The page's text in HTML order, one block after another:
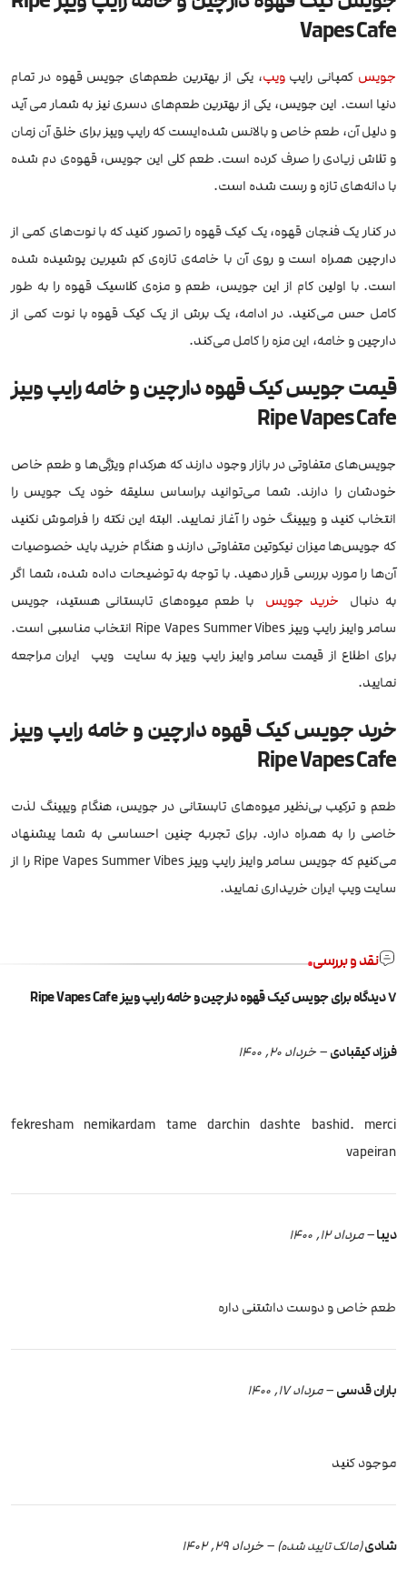
Vapes Cafe
جویس کمپانی رایپویپ، یکی از بهترین طعم‌های جویس قهوه در تمام
دنیا است. این جویس، یکی از بهترین طعم‌های دسری نیز به شمار می آید
و دلیل آن، طعم خاص و بالانس شده‌ایست که رایپ ویپز برای خلق آن زمان
و تلاش زیادی را صرف کرده است. طعم کلی این جویس، قهوه‌ی دم شده
با دانه‌های تازه و رست شده است.
در کنار یک فنجان قهوه، یک کیک قهوه را تصور کنید که با نوت‌های کمی از
دارچین همراه است و روی آن با خامه‌ی تازه‌ی کم شیرین پوشیده شده
است. با اولین کام از این جویس‌، طعم و مزه‌ی کلاسیک قهوه را به طور
کامل حس می‌کنید. در ادامه، یک برش از یک کیک قهوه با نوت کمی از
دارچین و خامه، این مزه را کامل می‌کند.
قیمت جویس کیک قهوه دارچین و خامه رایپ ویپز
Ripe Vapes Cafe
جویس‌های متفاوتی در بازار وجود دارند که هرکدام ویژگی‌ها و طعم خاص
خودشان را دارند. شما می‌توانید براساس سلیقه خود یک جویس را
انتخاب کنید و ویپینگ خود را آغاز نمایید. البته این نکته را فراموش نکنید
که جویس‌ها میزان نیکوتین متفاوتی دارند و هنگام خرید باید خصوصیات
آن‌ها را مورد بررسی قرار دهید. با توجه به توضیحات داده شده، شما اگر
به دنبال خرید جویس با طعم میوه‌های تابستانی هستید، جویس
سامر وایبز رایپ ویپز Ripe Vapes Summer Vibes انتخاب مناسبی است.
برای اطلاع از قیمت سامر وایبز رایپ ویپز به سایت ویپ ایران مراجعه
نمایید.
خرید جویس کیک قهوه دارچین و خامه رایپ ویپز
Ripe Vapes Cafe
طعم و ترکیب بی‌نظیر میوه‌های تابستانی در جویس، هنگام ویپینگ لذت
خاصی را به همراه دارد. برای تجربه چنین احساسی به شما پیشنهاد
می‌کنیم که جویس سامر وایبز رایپ ویپز Ripe Vapes Summer Vibes را از
سایت ویپ ایران خریداری نمایید.
نقد و بررسی
7 دیدگاه برای جویس کیک قهوه دارچین و خامه رایپ ویپز Ripe Vapes Cafe
فرزاد کیقبادی–خرداد 20, 1400
fekresham nemikardam tame darchin dashte bashid. merci
vapeiran
دیبا– مرداد 12, 1400
طعم خاص و دوست داشتنی داره
باران قدسی–مرداد 17, 1400
موجود کنید
شادی(مالک تایید شده) – خرداد 29, 1402